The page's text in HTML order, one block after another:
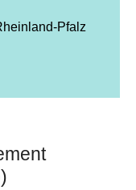
Pfalz